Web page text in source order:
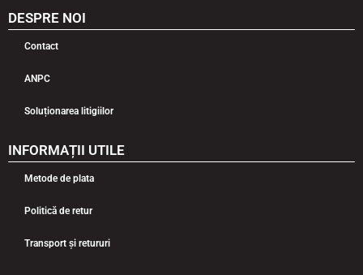
DESPRE NOI
Contact
ANPC
Soluționarea litigiilor
INFORMAȚII UTILE
Metode de plata
Politică de retur
Transport și retururi